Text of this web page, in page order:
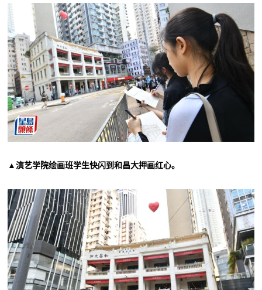
▲演艺学院绘画班学生快闪到和昌大押画红心。